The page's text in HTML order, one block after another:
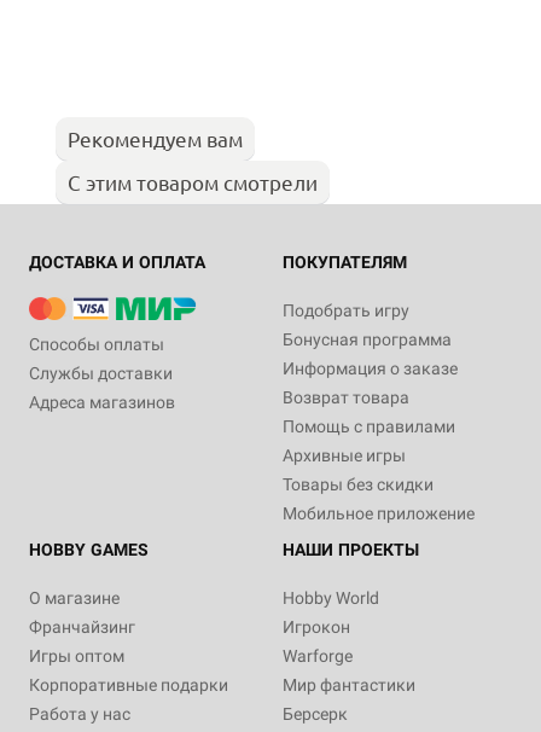
Рекомендуем вам
С этим товаром смотрели
ДОСТАВКА И ОПЛАТА
Способы оплаты
Службы доставки
Адреса магазинов
ПОКУПАТЕЛЯМ
Подобрать игру
Бонусная программа
Информация о заказе
Возврат товара
Помощь с правилами
Архивные игры
Товары без скидки
Мобильное приложение
HOBBY GAMES
О магазине
Франчайзинг
Игры оптом
Корпоративные подарки
Работа у нас
НАШИ ПРОЕКТЫ
Hobby World
Игрокон
Warforge
Мир фантастики
Берсерк